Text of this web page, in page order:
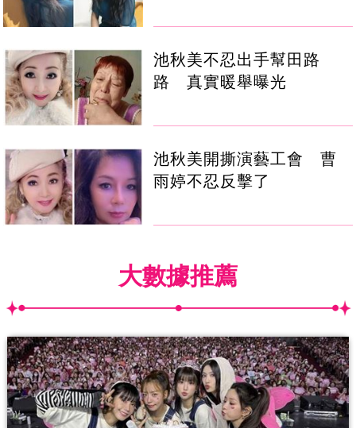
池秋美不忍出手幫田路
路 真實暖舉曝光
池秋美開撕演藝工會 曹
雨婷不忍反擊了
大數據推薦